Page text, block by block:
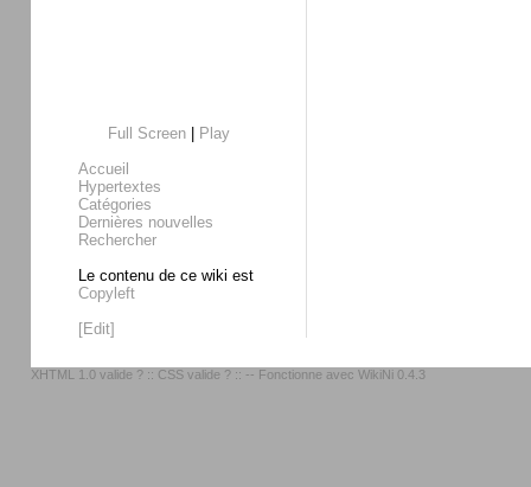
Full Screen|
Play
Accueil
Hypertextes
Catégories
Dernières nouvelles
Rechercher
Le contenu de ce wiki est
Copyleft
[Edit]
XHTML 1.0 valide ? :: CSS valide ? :: -- Fonctionne avec WikiNi 0.4.3